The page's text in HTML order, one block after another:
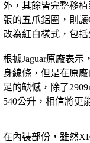
外，其餘皆完整移
張的五爪鋁圈，則
改為紅白樣式，包
根據Jaguar原廠表
身線條，但是在原
足的缺憾，除了
540公升，相信將更
在內裝部份，雖然